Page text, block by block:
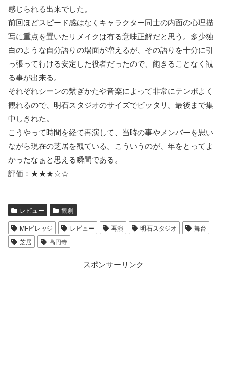
感じられる出来でした。
前回ほどスピード感はなくキャラクター同士の内面の心理描
写に重点を置いたリメイクは有る意味正解だと思う。多少独
白のような自分語りの場面が増えるが、その語りを十分に引
っ張って行ける安定した役者だったので、飽きることなく観
る事が出来る。
それぞれシーンの繋ぎかたや音楽によって非常にテンポよく
観れるので、明石スタジオのサイズでピッタリ。最後まで集
中しきれた。
こうやって時間を経て再演して、当時の事やメンバーを思い
ながら現在の芝居を観ている。こういうのが、年をとってよ
かったなぁと思える瞬間である。
評価：★★★☆☆
レビュー 観劇
MFビレッジ レビュー 再演 明石スタジオ
舞台
芝居
高円寺
スポンサーリンク